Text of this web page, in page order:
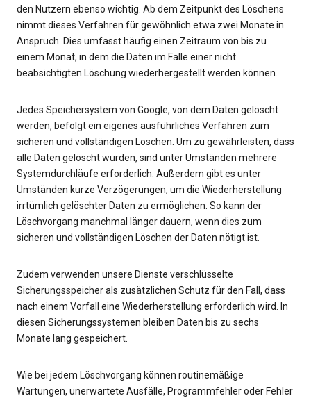
den Nutzern ebenso wichtig. Ab dem Zeitpunkt des Löschens
nimmt dieses Verfahren für gewöhnlich etwa zwei Monate in
Anspruch. Dies umfasst häufig einen Zeitraum von bis zu
einem Monat, in dem die Daten im Falle einer nicht
beabsichtigten Löschung wiederhergestellt werden können.
Jedes Speichersystem von Google, von dem Daten gelöscht
werden, befolgt ein eigenes ausführliches Verfahren zum
sicheren und vollständigen Löschen. Um zu gewährleisten, dass
alle Daten gelöscht wurden, sind unter Umständen mehrere
Systemdurchläufe erforderlich. Außerdem gibt es unter
Umständen kurze Verzögerungen, um die Wiederherstellung
irrtümlich gelöschter Daten zu ermöglichen. So kann der
Löschvorgang manchmal länger dauern, wenn dies zum
sicheren und vollständigen Löschen der Daten nötigt ist.
Zudem verwenden unsere Dienste verschlüsselte
Sicherungsspeicher als zusätzlichen Schutz für den Fall, dass
nach einem Vorfall eine Wiederherstellung erforderlich wird. In
diesen Sicherungssystemen bleiben Daten bis zu sechs
Monate lang gespeichert.
Wie bei jedem Löschvorgang können routinemäßige
Wartungen, unerwartete Ausfälle, Programmfehler oder Fehler